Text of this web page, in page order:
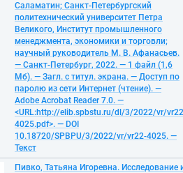
Саламатин; Санкт-Петербургский
политехнический университет Петра
Великого, Институт промышленного
менеджмента, экономики и торговли;
научный руководитель М. В. Афанасьев.
— Санкт-Петербург, 2022. — 1 файл (1,6
Мб). — Загл. с титул. экрана. — Доступ по
паролю из сети Интернет (чтение). —
Adobe Acrobat Reader 7.0. —
<URL:http://elib.spbstu.ru/dl/3/2022/vr/
4025.pdf>. — DOI
10.18720/SPBPU/3/2022/vr/vr22-4025. —
Текст
Пивко, Татьяна Игоревна. Исследование